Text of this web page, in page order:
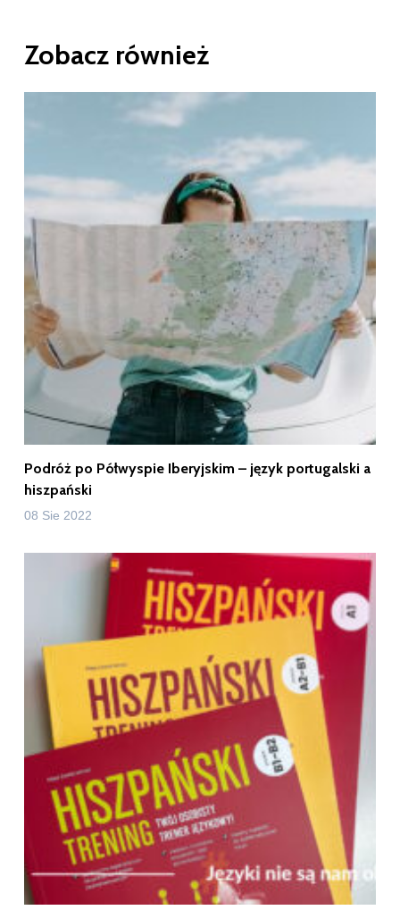
Zobacz również
Podróż po Półwyspie Iberyjskim – język portugalski a
hiszpański
08 Sie 2022